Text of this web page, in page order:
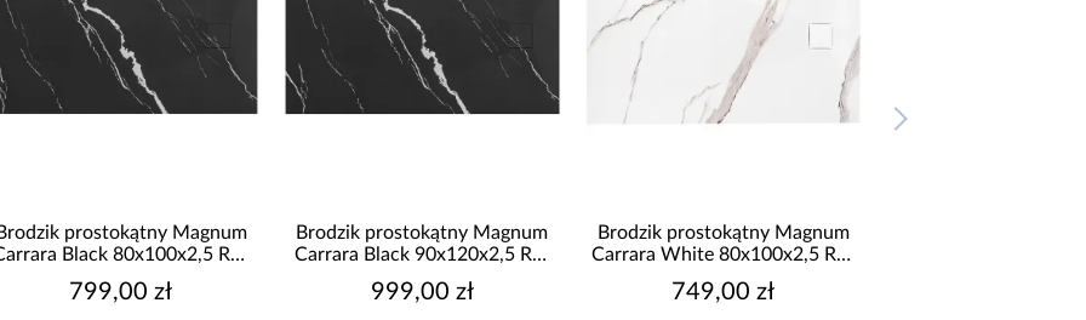
Magnum
80x100x2,5 Rea
K7007
799,00 zł
Brodzik prostokątny Magnum
Carrara Black 90x120x2,5 Rea
K7009
999,00 zł
Brodzik prostokątny Magnum
Carrara White 80x100x2,5 Rea
K7004
749,00 zł
Brodzik prostokątny Magnum
Carrara White 90x120x2,5